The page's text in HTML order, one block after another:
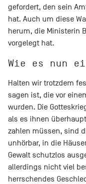
gefordert, den sein
hat. Auch um diese
herum, die Ministerin
vorgelegt hat.
Wie es nun
Halten wir trotzdem
sagen ist, die vor
wurden. Die
als es ihnen
zahlen müssen, sind
unhörbar, in die
Gewalt schutzlos
allerdings nicht viel
herrschendes